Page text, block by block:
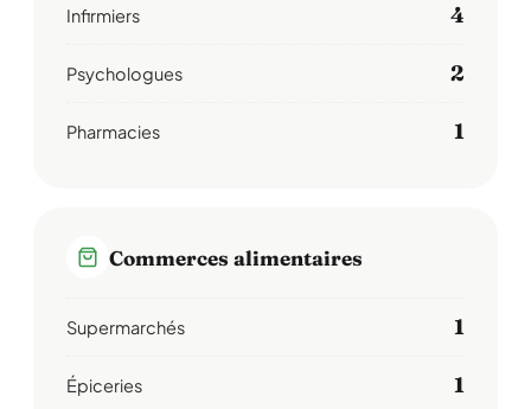
Infirmiers 4
Psychologues 2
Pharmacies 1
Commerces alimentaires
Supermarchés 1
Épiceries 1